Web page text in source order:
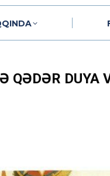
QƏDƏR DUYA